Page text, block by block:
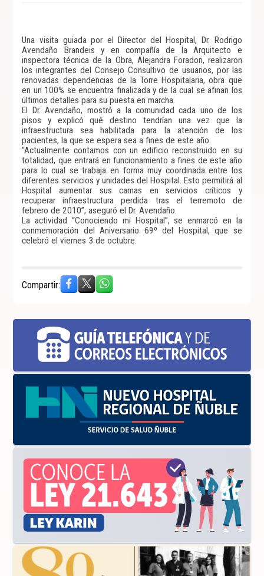
Una visita guiada por el Director del Hospital, Dr. Rodrigo
Avendaño Brandeis y en compañía de la Arquitecto e
inspectora técnica de la Obra, Alejandra Foradori, realizaron
los integrantes del Consejo Consultivo de usuarios, por las
renovadas dependencias de la Torre Hospitalaria, obra que
en un 100% se encuentra finalizada y de la cual se afinan los
últimos detalles para su puesta en marcha.
El Dr. Avendaño, mostró a la comunidad cada uno de los
pisos y explicó qué destino tendrían una vez que la
infraestructura sea habilitada para la atención de los
pacientes, la que se espera sea a fines de este año.
“Actualmente contamos con un edificio reconstruido en su
totalidad, que entrará en funcionamiento a fines de este año
para lo cual se trabaja en forma muy coordinada entre los
diferentes servicios y unidades del Hospital. Esto permitirá al
Hospital aumentar sus camas en servicios críticos y
recuperar infraestructura perdida tras el terremoto de
febrero de 2010”, aseguró el Dr. Avendaño.
La actividad “Conociendo mi Hospital”, se enmarcó en la
conmemoración del Aniversario 69º del Hospital, que se
celebró el viernes 3 de octubre.
Compartir: